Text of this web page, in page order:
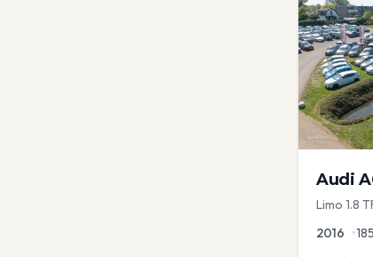
Audi
Limo 1.8
aKlep
2016 •